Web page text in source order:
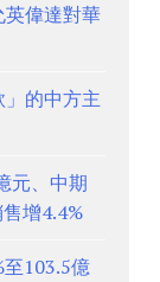
偉達對華
的中方主
元、中期
增4.4%
103.5億